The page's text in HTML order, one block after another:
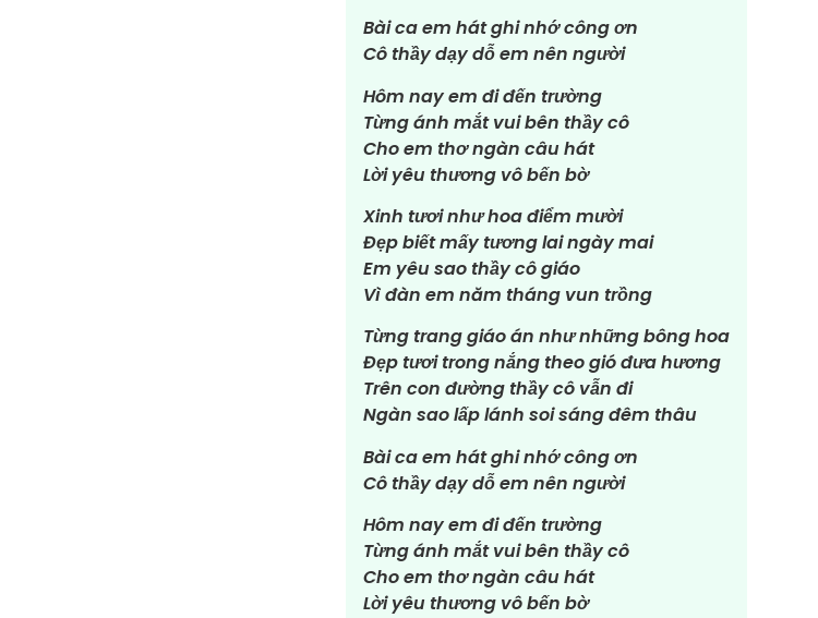
Bài ca em hát ghi nhớ công ơn
Cô thầy dạy dỗ em nên người
Hôm nay em đi đến trường
Từng ánh mắt vui bên thầy cô
Cho em thơ ngàn câu hát
Lời yêu thương vô bến bờ
Xinh tươi như hoa điểm mười
Đẹp biết mấy tương lai ngày mai
Em yêu sao thầy cô giáo
Vì đàn em năm tháng vun trồng
Từng trang giáo án như những bông hoa
Đẹp tươi trong nắng theo gió đưa hương
Trên con đường thầy cô vẫn đi
Ngàn sao lấp lánh soi sáng đêm thâu
Bài ca em hát ghi nhớ công ơn
Cô thầy dạy dỗ em nên người
Hôm nay em đi đến trường
Từng ánh mắt vui bên thầy cô
Cho em thơ ngàn câu hát
Lời yêu thương vô bến bờ